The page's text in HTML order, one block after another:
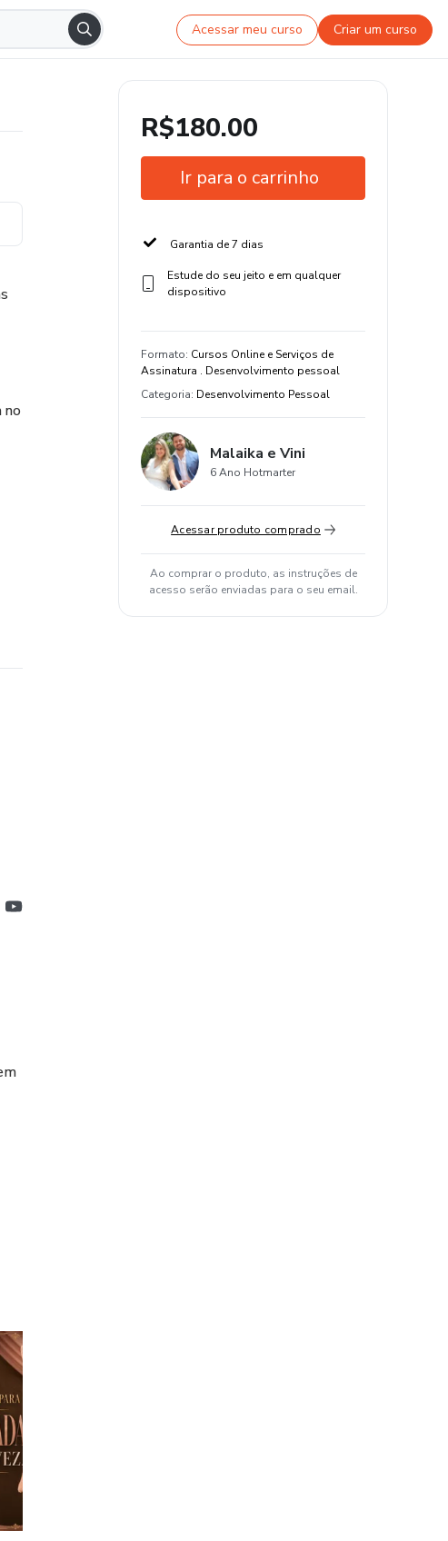
Acessar meu curso Criar um curso
no
R$180.00
Ir para o carrinho
Garantia de 7 dias
Estude do seu jeito e em qualquer
dispositivo
Formato: Cursos Online e Serviços de
Assinatura . Desenvolvimento pessoal
Categoria: Desenvolvimento Pessoal
Malaika e Vini
6 Ano Hotmarter
Acessar produto comprado
Ao comprar o produto, as instruções de
acesso serão enviadas para o seu email.